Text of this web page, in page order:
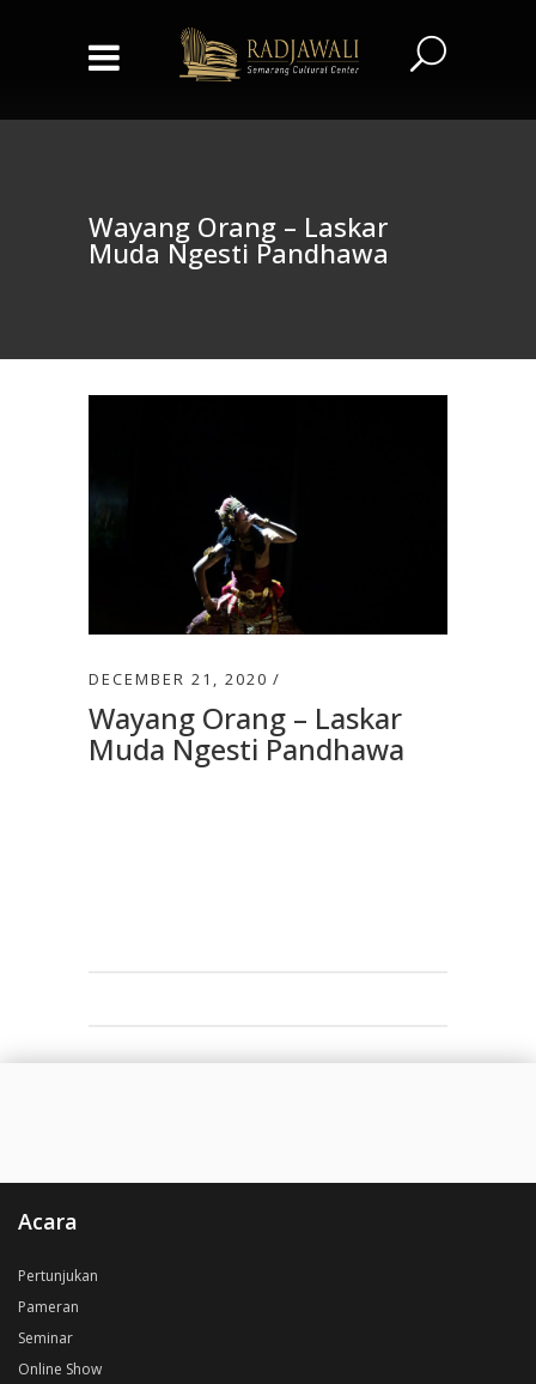
Wayang Orang – Laskar
Muda Ngesti Pandhawa
DECEMBER 21, 2020
Wayang Orang – Laskar
Muda Ngesti Pandhawa
Acara
Pertunjukan
Pameran
Seminar
Online Show